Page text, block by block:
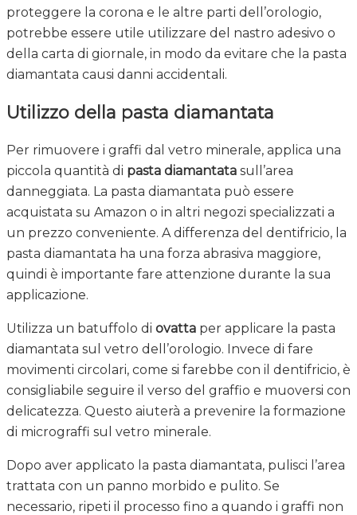
proteggere la corona e le altre parti dell’orologio,
potrebbe essere utile utilizzare del nastro adesivo o
della carta di giornale, in modo da evitare che la pasta
diamantata causi danni accidentali.
Utilizzo della pasta diamantata
Per rimuovere i graffi dal vetro minerale, applica una
piccola quantità di pasta diamantata sull’area
danneggiata. La pasta diamantata può essere
acquistata su Amazon o in altri negozi specializzati a
un prezzo conveniente. A differenza del dentifricio, la
pasta diamantata ha una forza abrasiva maggiore,
quindi è importante fare attenzione durante la sua
applicazione.
Utilizza un batuffolo di ovatta per applicare la pasta
diamantata sul vetro dell’orologio. Invece di fare
movimenti circolari, come si farebbe con il dentifricio, è
consigliabile seguire il verso del graffio e muoversi con
delicatezza. Questo aiuterà a prevenire la formazione
di micrograffi sul vetro minerale.
Dopo aver applicato la pasta diamantata, pulisci l’area
trattata con un panno morbido e pulito. Se
necessario, ripeti il processo fino a quando i graffi non